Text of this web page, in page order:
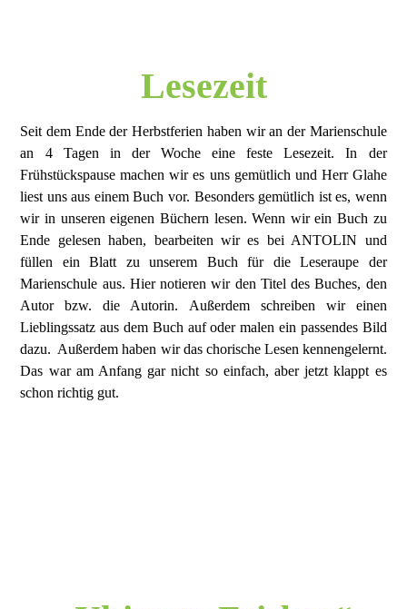
Lesezeit
Seit dem Ende der Herbstferien haben wir an der Marienschule
an 4 Tagen in der Woche eine feste Lesezeit. In der
Frühstückspause machen wir es uns gemütlich und Herr Glahe
liest uns aus einem Buch vor. Besonders gemütlich ist es, wenn
wir in unseren eigenen Büchern lesen. Wenn wir ein Buch zu
Ende gelesen haben, bearbeiten wir es bei ANTOLIN und
füllen ein Blatt zu unserem Buch für die Leseraupe der
Marienschule aus. Hier notieren wir den Titel des Buches, den
Autor bzw. die Autorin. Außerdem schreiben wir einen
Lieblingssatz aus dem Buch auf oder malen ein passendes Bild
dazu. Außerdem haben wir das chorische Lesen kennengelernt.
Das war am Anfang gar nicht so einfach, aber jetzt klappt es
schon richtig gut.